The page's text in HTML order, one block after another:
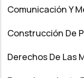
Comunicación Y
Construcción De
Derechos De Las